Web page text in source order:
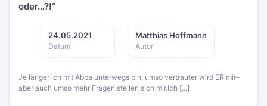
oder…?!“
24.05.2021
Datum
Matthias Hoffmann
Autor
Je länger ich mit Abba unterwegs bin, umso vertrauter wird ER mir–
aber auch umso mehr Fragen stellen sich mir.Ich [...]